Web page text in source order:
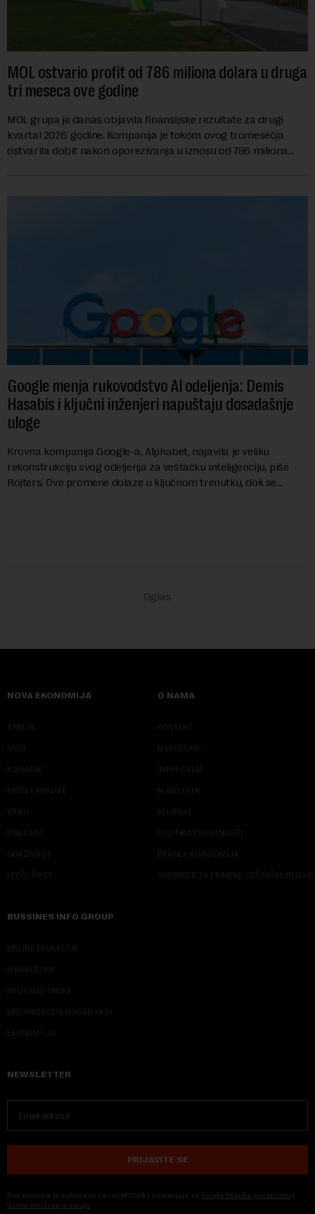
MOL ostvario profit od 786 miliona dolara u druga
tri meseca ove godine
MOL grupa je danas objavila finansijske rezultate za drugi
kvartal 2026. godine. Kompanija je tokom ovog tromesečja
ostvarila dobit nakon oporezivanja u iznosu od 786 miliona
Google menja rukovodstvo AI odeljenja: Demis
Hasabis i ključni inženjeri napuštaju dosadašnje
uloge
Krovna kompanija Google-a, Alphabet, najavila je veliku
rekonstrukciju svog odeljenja za veštačku inteligenciju, piše
Rojters. Ove promene dolaze u ključnom trenutku, dok se
NOVA EKONOMIJA
SRBIJA
SVET
KOLUMNE
PRIČE I ANALIZE
VIDEO
PODCAST
ODRŽIVOST
LEPŠI ŽIVOT
O NAMA
KONTAKT
MARKETING
IMPRESSUM
NJUZLETER
KLIJENTI
POLITIKA PRIVATNOSTI
PRAVILA KORIŠĆENJA
SMERNICE ZA PRIMENU VEŠTAČKE
BUSSINES INFO GROUP
ONLINE EDUKACIJE
IZDAVAŠTVO
MEDIJSKE OBUKE
ORGANIZACIJA DOGADJAJA
EKONOM I JA
NEWSLETTER
PRIJAVITE SE
Ova stranica je zaštićena sa reCAPTCHA i primenjuju se Google Politika privatnosti i
Uslovi korišćenja usluge